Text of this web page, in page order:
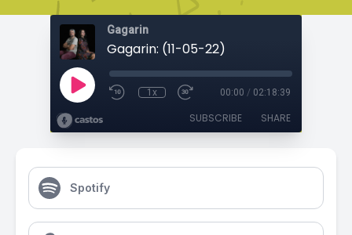
Gagarin
Gagarin: (11-05-22)
1x 00:00 / 02:18:39
SUBSCRIBE SHARE
Spotify